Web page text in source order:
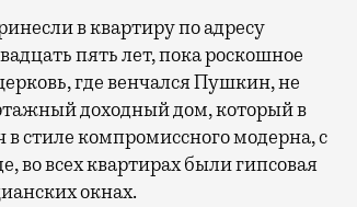
в квартиру по адресу
пять лет, пока роскошное
где венчался Пушкин, не
доходный дом, который в
стиле компромиссного модерна, с
всех квартирах были гипсовая
окнах.